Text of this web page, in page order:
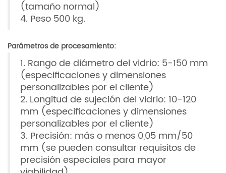
(tamaño normal)
4. Peso 500 kg.
Parámetros de procesamiento:
1. Rango de diámetro del vidrio: 5-150 mm
(especificaciones y dimensiones
personalizables por el cliente)
2. Longitud de sujeción del vidrio: 10-120
mm (especificaciones y dimensiones
personalizables por el cliente)
3. Precisión: más o menos 0,05 mm/50
mm (se pueden consultar requisitos de
precisión especiales para mayor